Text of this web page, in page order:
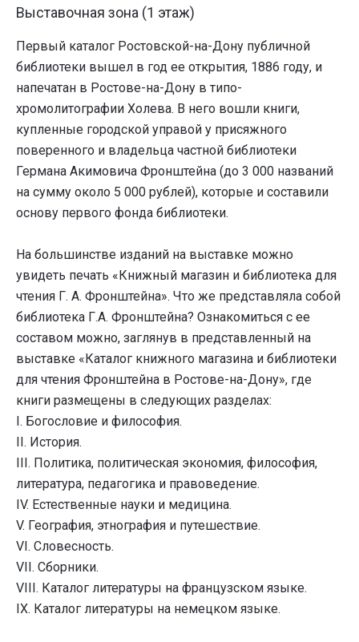
Выставочная зона (1 этаж)
Первый каталог Ростовской-на-Дону публичной
библиотеки вышел в год ее открытия, 1886 году, и
напечатан в Ростове-на-Дону в типо-
хромолитографии Холева. В него вошли книги,
купленные городской управой у присяжного
поверенного и владельца частной библиотеки
Германа Акимовича Фронштейна (до 3 000 названий
на сумму около 5 000 рублей), которые и составили
основу первого фонда библиотеки.
На большинстве изданий на выставке можно
увидеть печать «Книжный магазин и библиотека для
чтения Г. А. Фронштейна». Что же представляла собой
библиотека Г.А. Фронштейна? Ознакомиться с ее
составом можно, заглянув в представленный на
выставке «Каталог книжного магазина и библиотеки
для чтения Фронштейна в Ростове-на-Дону», где
книги размещены в следующих разделах:
I. Богословие и философия.
II. История.
III. Политика, политическая экономия, философия,
литература, педагогика и правоведение.
IV. Естественные науки и медицина.
V. География, этнография и путешествие.
VI. Словесность.
VII. Сборники.
VIII. Каталог литературы на французском языке.
IX. Каталог литературы на немецком языке.